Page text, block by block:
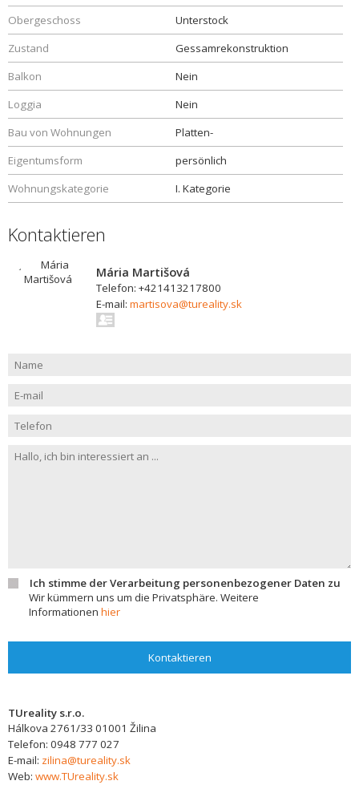
Obergeschoss
Unterstock
Zustand
Gessamrekonstruktion
Balkon
Nein
Loggia
Nein
Bau von Wohnungen
Platten-
Eigentumsform
persönlich
Wohnungskategorie
I. Kategorie
Kontaktieren
Mária Martišová
Telefon: +421413217800
E-mail: martisova@tureality.sk
Ich stimme der Verarbeitung personenbezogener Daten zu
Wir kümmern uns um die Privatsphäre. Weitere
Informationen hier
Kontaktieren
TUreality s.r.o.
Hálkova 2761/33 01001 Žilina
Telefon: 0948 777 027
E-mail: zilina@tureality.sk
Web: www.TUreality.sk